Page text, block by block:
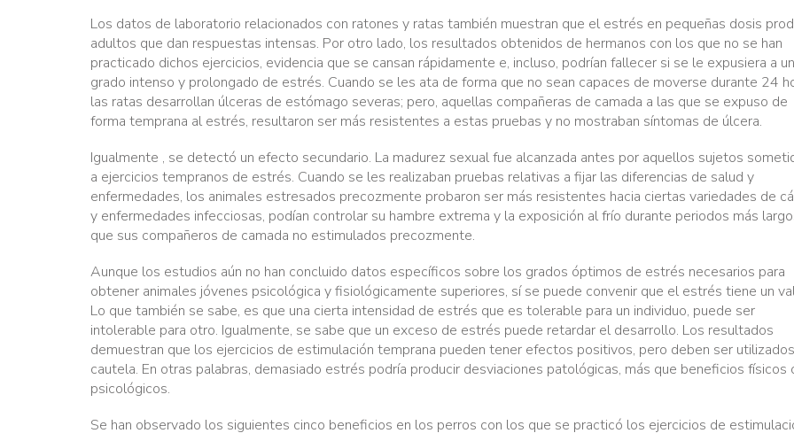
Los datos de laboratorio relacionados con ratones y ratas también muestran que el estrés en pequeñas dosis
adultos que dan respuestas intensas. Por otro lado, los resultados obtenidos de hermanos con los que no se han
practicado dichos ejercicios, evidencia que se cansan rápidamente e, incluso, podrían fallecer si se le expusiera a un
grado intenso y prolongado de estrés. Cuando se les ata de forma que no sean capaces de moverse durante 24
las ratas desarrollan úlceras de estómago severas; pero, aquellas compañeras de camada a las que se expuso de
forma temprana al estrés, resultaron ser más resistentes a estas pruebas y no mostraban síntomas de úlcera.
Igualmente , se detectó un efecto secundario. La madurez sexual fue alcanzada antes por aquellos sujetos
a ejercicios tempranos de estrés. Cuando se les realizaban pruebas relativas a fijar las diferencias de salud y
enfermedades, los animales estresados precozmente probaron ser más resistentes hacia ciertas variedades de
y enfermedades infecciosas, podían controlar su hambre extrema y la exposición al frío durante periodos más
que sus compañeros de camada no estimulados precozmente.
Aunque los estudios aún no han concluido datos específicos sobre los grados óptimos de estrés necesarios para
obtener animales jóvenes psicológica y fisiológicamente superiores, sí se puede convenir que el estrés tiene un
Lo que también se sabe, es que una cierta intensidad de estrés que es tolerable para un individuo, puede ser
intolerable para otro. Igualmente, se sabe que un exceso de estrés puede retardar el desarrollo. Los resultados
demuestran que los ejercicios de estimulación temprana pueden tener efectos positivos, pero deben ser
cautela. En otras palabras, demasiado estrés podría producir desviaciones patológicas, más que beneficios físicos
psicológicos.
Se han observado los siguientes cinco beneficios en los perros con los que se practicó los ejercicios de